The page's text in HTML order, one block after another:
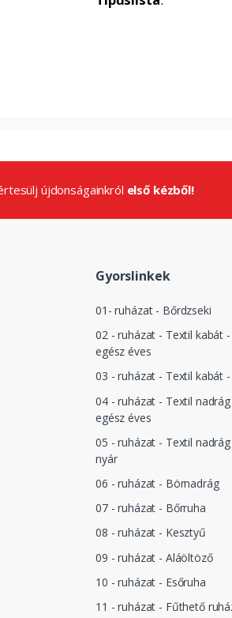
újdonságainkról első kézből!
Gyorslinkek
01- ruházat - Bőrdzseki
02 - ruházat - Textil kabát -
egész éves
03 - ruházat - Textil kabát
04 - ruházat - Textil
egész éves
05 - ruházat - Textil
nyár
06 - ruházat - Börnadrág
07 - ruházat - Bőrruha
08 - ruházat - Kesztyű
09 - ruházat - Aláöltöző
10 - ruházat - Esőruha
11 - ruházat - Fűthető